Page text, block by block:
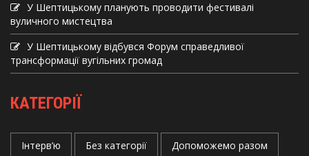
У Шептицькому планують проводити фестивалі
вуличного мистецтва
У Шептицькому відбувся Форум справедливої
трансформації вугільних громад
КАТЕГОРІЇ
Інтерв’ю Без категорії Допоможемо разом